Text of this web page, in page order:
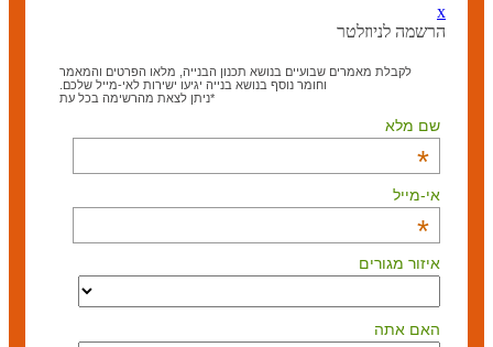
x
הרשמה לניוזלטר
לקבלת מאמרים שבועיים בנושא תכנון הבנייה, מלאו הפרטים והמאמר
וחומר נוסף בנושא בנייה יגיעו ישירות לאי-מייל שלכם.
*ניתן לצאת מהרשימה בכל עת
שם מלא
*
אי-מייל
*
איזור מגורים
האם אתה